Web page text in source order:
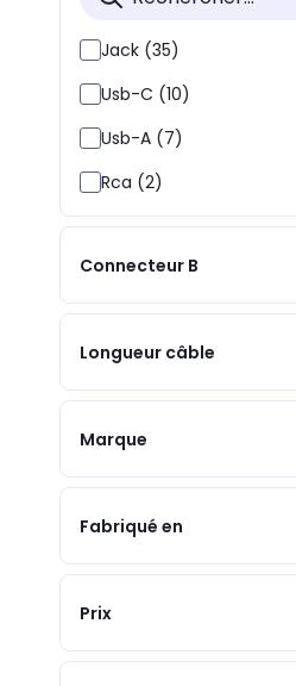
Jack (35)
Usb-C (10)
Usb-A (7)
Rca (2)
Connecteur B
Longueur câble
Marque
Fabriqué en
Prix